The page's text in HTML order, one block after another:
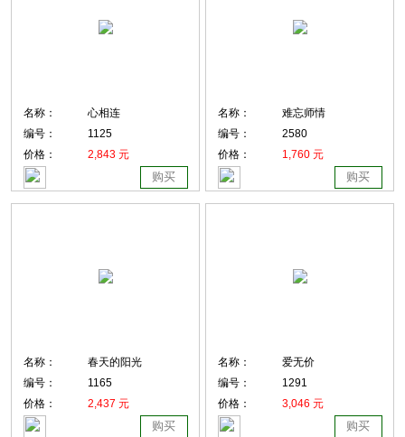
名称：
心相连
编号：
1125
价格：
2,843 元
购买
名称：
难忘师情
编号：
2580
价格：
1,760 元
购买
名称：
春天的阳光
编号：
1165
价格：
2,437 元
购买
名称：
爱无价
编号：
1291
价格：
3,046 元
购买